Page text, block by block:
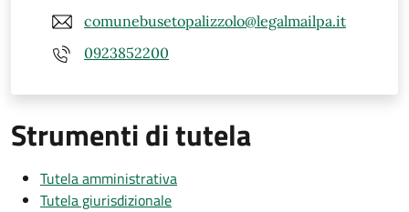
comunebusetopalizzolo@legalmailpa.it
0923852200
Strumenti di tutela
Tutela amministrativa
Tutela giurisdizionale